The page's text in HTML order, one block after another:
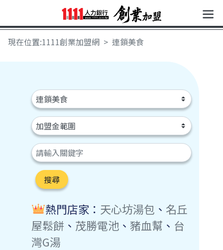
現在位置:1111創業加盟網 連鎖美食
搜尋
熱門店家： 天心坊湯包 、 名丘
屋鬆餅 、 茂勝電池 、 豬血幫 、 台
灣G湯